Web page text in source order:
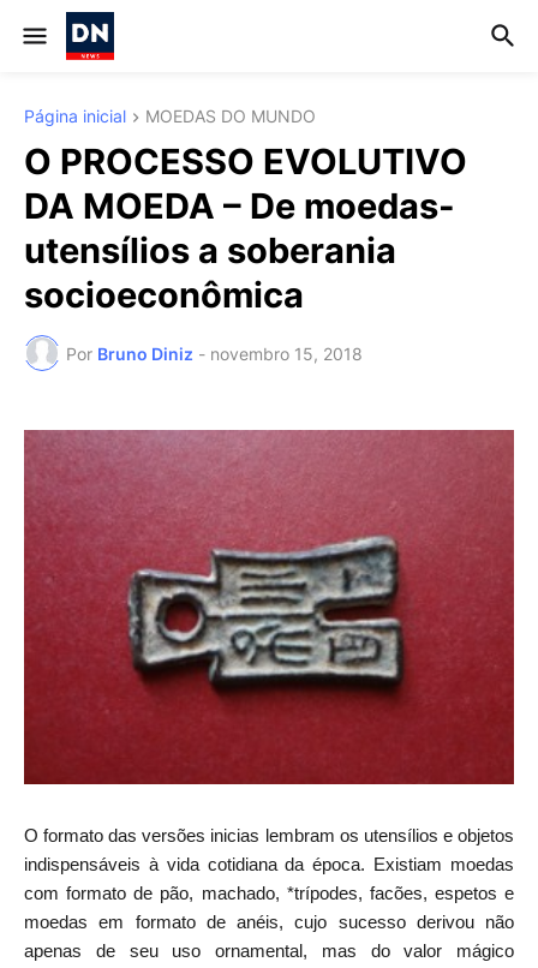
Página inicial MOEDAS DO MUNDO
O PROCESSO EVOLUTIVO
DA MOEDA – De moedas-
utensílios a soberania
socioeconômica
Por Bruno Diniz - novembro 15, 2018
O formato das versões inicias lembram os utensílios e objetos
indispensáveis à vida cotidiana da época. Existiam moedas
com formato de pão, machado, *trípodes, facões, espetos e
moedas em formato de anéis, cujo sucesso derivou não
apenas de seu uso ornamental, mas do valor mágico